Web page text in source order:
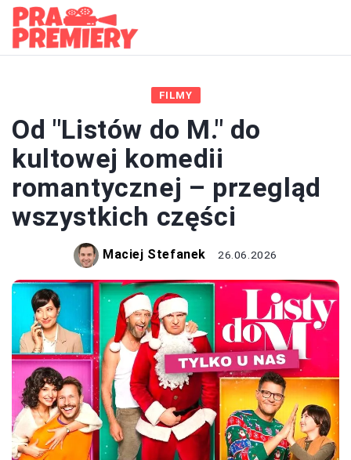
FILMY
Od "Listów do M." do
kultowej komedii
romantycznej – przegląd
wszystkich części
Maciej Stefanek 26.06.2026